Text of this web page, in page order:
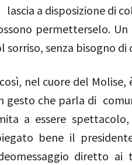
lascia a disposizione di
permetterselo.
sorriso, senza bisogno di
nel cuore del
gesto che parla di
a essere
bene il
diretto ai